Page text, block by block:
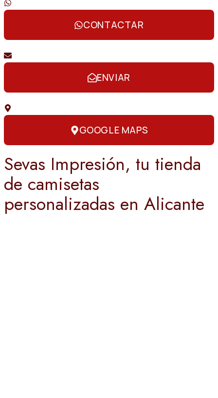
CONTACTAR
ENVIAR
GOOGLE MAPS
Sevas Impresión, tu tienda
de camisetas
personalizadas en Alicante